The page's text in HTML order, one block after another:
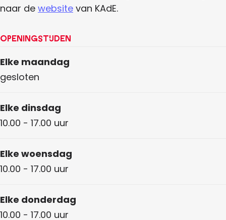
naar de website van KAdE.
Openingstijden
Elke maandag
gesloten
Elke dinsdag
10.00 - 17.00 uur
Elke woensdag
10.00 - 17.00 uur
Elke donderdag
10.00 - 17.00 uur